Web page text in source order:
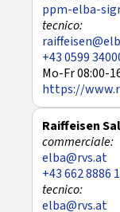
ppm-elba-
+43 0599
Mo-Fr 08:00-
https://
Raiffeisen
elba@rvs.at
+43 662 8886
elba@rvs.at